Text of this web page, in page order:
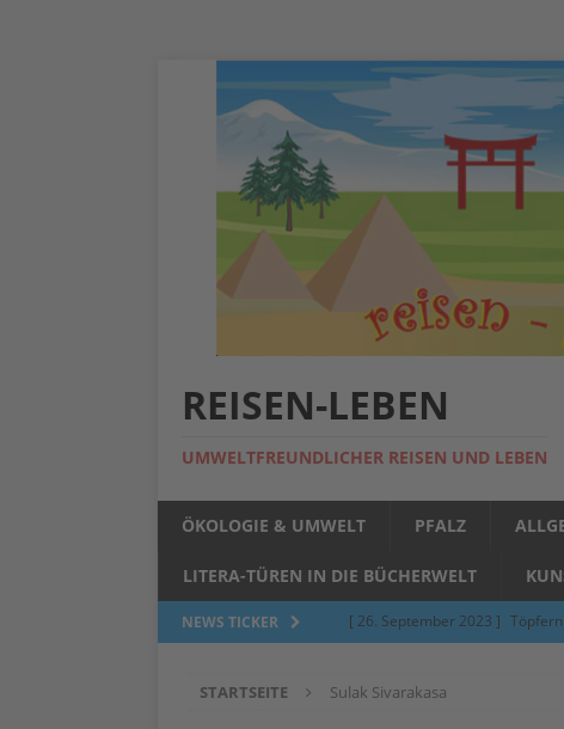
REISEN-LEBEN
UMWELTFREUNDLICHER REISEN UND LEBEN
ÖKOLOGIE & UMWELT PFALZ
LITERA-TÜREN IN DIE BÜCHERWELT
NEWS TICKER [ 26. September 2023 ]
[ 5. Juni 2023 ]
STARTSEITE Sulak Sivarakasa